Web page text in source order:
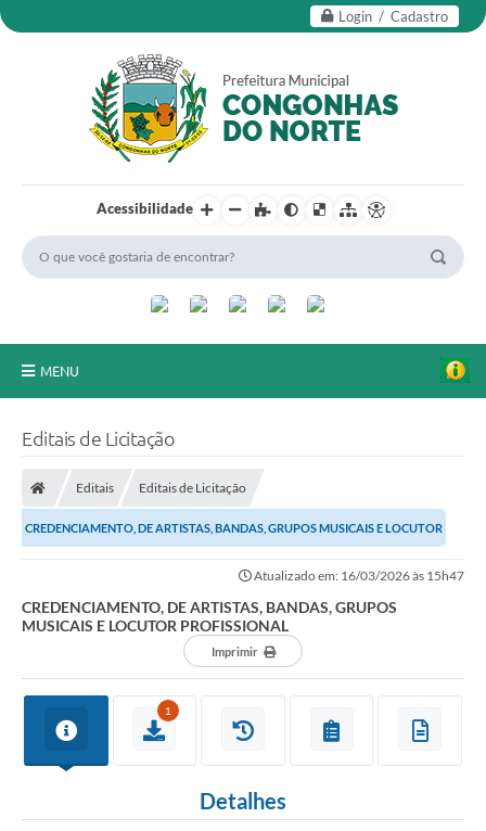
Login / Cadastro
Acessibilidade
MENU
Ouvidoria
Legislação
Carta de Serviços
Serviços Online
Telefones Úteis
Editais de Licitação
Editais Editais de Licitação
CREDENCIAMENTO, DE ARTISTAS, BANDAS, GRUPOS MUSICAIS E LOCUTOR
Atualizado em: 16/03/2026 às 15h47
CREDENCIAMENTO, DE ARTISTAS, BANDAS, GRUPOS
MUSICAIS E LOCUTOR PROFISSIONAL
Imprimir
1
Detalhes